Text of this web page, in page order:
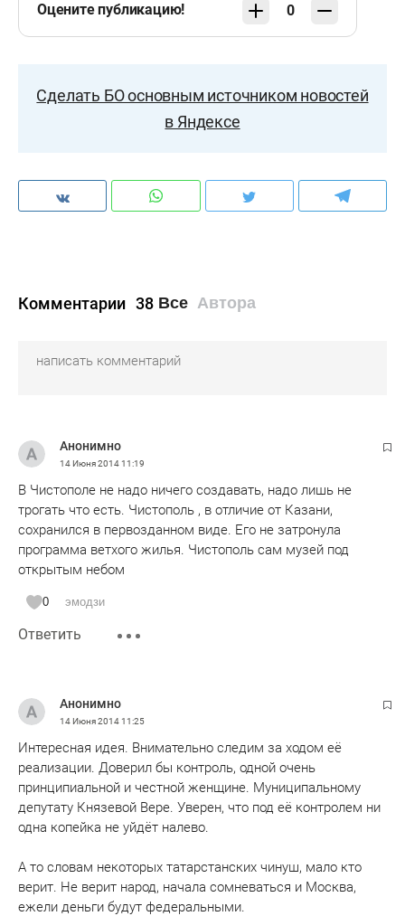
Оцените публикацию! 0
Сделать БО основным источником новостей
в Яндексе
Комментарии 38 Все Автора
Анонимно
14 Июня 201411:19
В Чистополе не надо ничего создавать, надо лишь не
трогать что есть. Чистополь , в отличие от Казани,
сохранился в первозданном виде. Его не затронула
программа ветхого жилья. Чистополь сам музей под
открытым небом
0 эмодзи
Ответить
Анонимно
14 Июня 201411:25
Интересная идея. Внимательно следим за ходом её
реализации. Доверил бы контроль, одной очень
принципиальной и честной женщине. Муниципальному
депутату Князевой Вере. Уверен, что под её контролем ни
одна копейка не уйдёт налево.
А то словам некоторых татарстанских чинуш, мало кто
верит. Не верит народ, начала сомневаться и Москва,
ежели деньги будут федеральными.